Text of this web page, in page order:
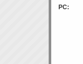
PC: